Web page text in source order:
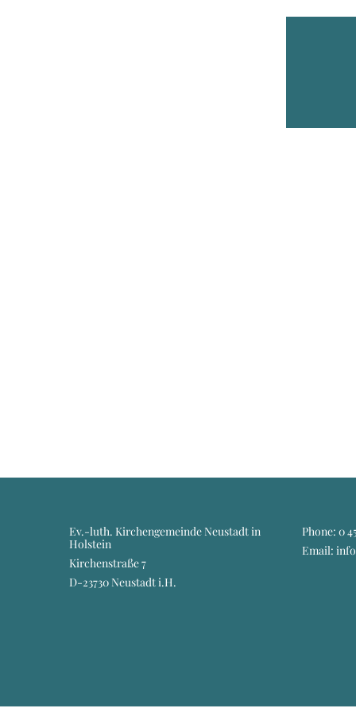
Ev.-luth. Kirchengemeinde Neustadt in
Holstein
Kirchenstraße 7
D-23730 Neustadt i.H.
Phone: 0
Email: